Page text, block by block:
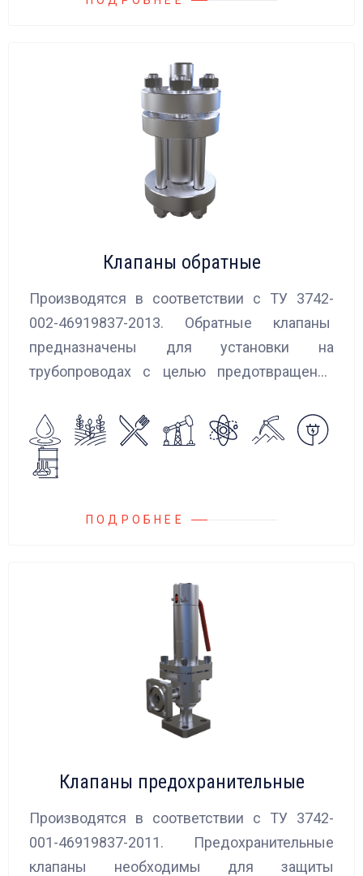
Клапаны обратные
Производятся в соответствии с ТУ 3742-
002-46919837-2013. Обратные клапаны
предназначены для установки на
трубопроводах с целью предотвращения
агрессивных жидкостей, эмульсий,
суспензий и пропуска их в прямом
направлении.
ПОДРОБНЕЕ
Клапаны предохранительные
Производятся в соответствии с ТУ 3742-
001-46919837-2011. Предохранительные
клапаны необходимы для защиты